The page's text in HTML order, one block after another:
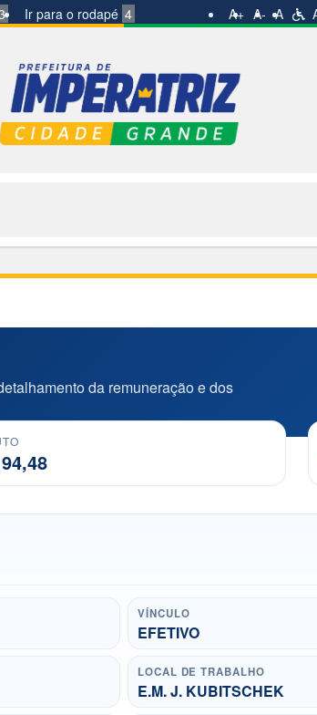
Ir para o rodapé 4 A+ A- A
da remuneração e dos
VÍNCULO
EFETIVO
LOCAL DE TRABALHO
E.M. J. KUBITSCHEK